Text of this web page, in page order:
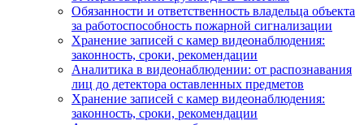
Обязанности и ответственность владельца объекта
за работоспособность пожарной сигнализации
Хранение записей с камер видеонаблюдения:
законность, сроки, рекомендации
Аналитика в видеонаблюдении: от распознавания
лиц до детектора оставленных предметов
Хранение записей с камер видеонаблюдения:
законность, сроки, рекомендации